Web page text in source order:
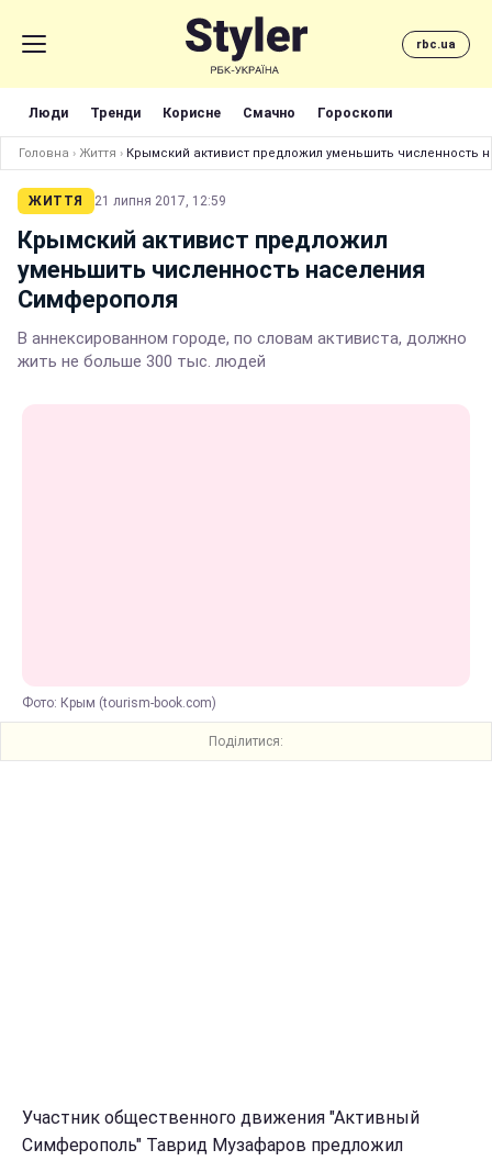
rbc.ua
Люди Тренди Корисне Смачно Гороскопи
Головна › Життя › Крымский активист предложил уменьшить численность
ЖИТТЯ 21 липня 2017, 12:59
Крымский активист предложил
уменьшить численность населения
Симферополя
В аннексированном городе, по словам активиста, должно
жить не больше 300 тыс. людей
Фото: Крым (tourism-book.com)
Поділитися:
Участник общественного движения "Активный
Симферополь" Таврид Музафаров предложил